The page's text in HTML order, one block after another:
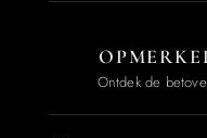
Ontdek de